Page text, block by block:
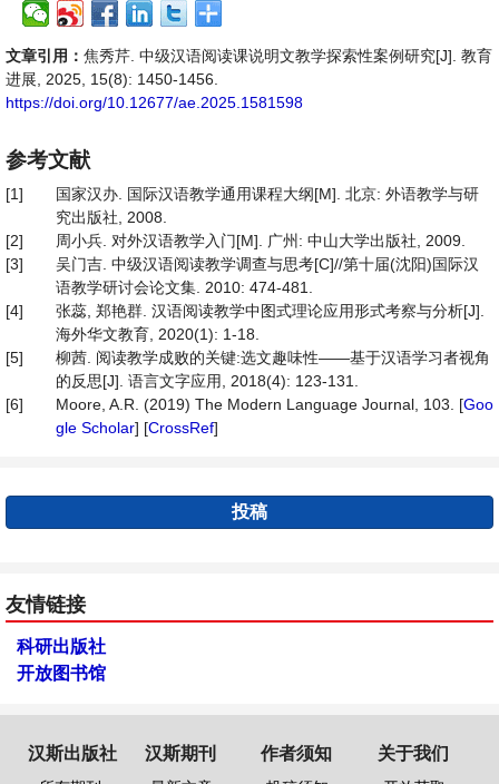
文章引用： 焦秀芹. 中级汉语阅读课说明文教学探索性案例研究[J]. 教育
进展, 2025, 15(8): 1450-1456.
https://doi.org/10.12677/ae.2025.1581598
参考文献
[1]
国家汉办. 国际汉语教学通用课程大纲[M]. 北京: 外语教学与研
究出版社, 2008.
[2]
周小兵. 对外汉语教学入门[M]. 广州: 中山大学出版社, 2009.
[3]
吴门吉. 中级汉语阅读教学调查与思考[C]//第十届(沈阳)国际汉
语教学研讨会论文集. 2010: 474-481.
[4]
张蕊, 郑艳群. 汉语阅读教学中图式理论应用形式考察与分析[J].
海外华文教育, 2020(1): 1-18.
[5]
柳茜. 阅读教学成败的关键:选文趣味性——基于汉语学习者视角
的反思[J]. 语言文字应用, 2018(4): 123-131.
[6]
Moore, A.R. (2019) The Modern Language Journal, 103. [Goo
gle Scholar] [CrossRef]
投稿
友情链接
科研出版社
开放图书馆
汉斯出版社 汉斯期刊 作者须知 关于我们